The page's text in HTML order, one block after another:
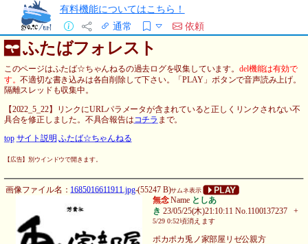
有料機能についてはこちら！
通常
依頼